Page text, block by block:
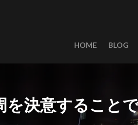
HOME BLOG
を決意すること